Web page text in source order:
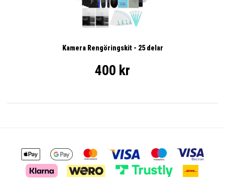
Kamera Rengöringskit - 25 delar
400 kr